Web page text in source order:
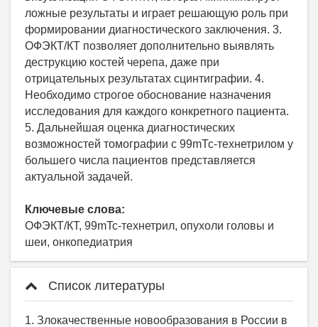
ложные результаты и играет решающую роль при
формировании диагностического заключения. 3.
ОФЭКТ/КТ позволяет дополнительно выявлять
деструкцию костей черепа, даже при
отрицательных результатах сцинтиграфии. 4.
Необходимо строгое обоснование назначения
исследования для каждого конкретного пациента.
5. Дальнейшая оценка диагностических
возможностей томографии с 99mТс-технетрилом у
большего числа пациентов представляется
актуальной задачей.
Ключевые слова:
ОФЭКТ/КТ, 99mTc-технетрил, опухоли головы и
шеи, онкопедиатрия
Список литературы
1. Злокачественные новообразования в России в